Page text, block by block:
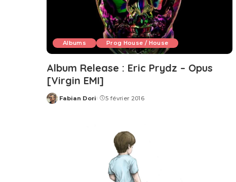
Albums Prog House / House
Album Release : Eric Prydz – Opus
[Virgin EMI]
Posted
Fabian Dori 5 février 2016